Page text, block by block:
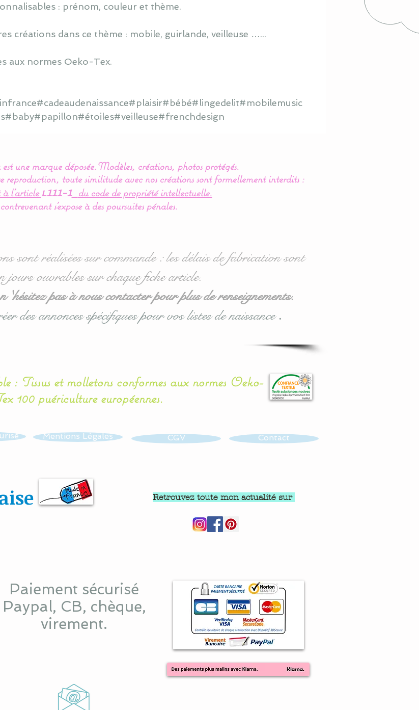
: prénom, couleur et thème.
créations dans ce thème : mobile, guirlande, veilleuse …...
aux normes Oeko-Tex.
une marque déposée. Modèles, créations, photos protégés.
toute similitude avec nos créations sont formellement interdits :
à l’article L111-1
du code de propriété intellectuelle.
s'expose à des poursuites pénales.
sont réalisées sur commande : les délais de fabrication sont
jours ouvrables sur chaque fiche article.
pas à nous contacter pour plus de renseignements.
des annonces spécifiques pour vos listes de naissance.
: Tissus et molletons conformes aux normes Oeko-
100 puériculture européennes.
Mentions Légales CGV Contact
Retrouvez toute mon actualité sur
Paiement sécurisé
Paypal, CB, chèque,
virement.